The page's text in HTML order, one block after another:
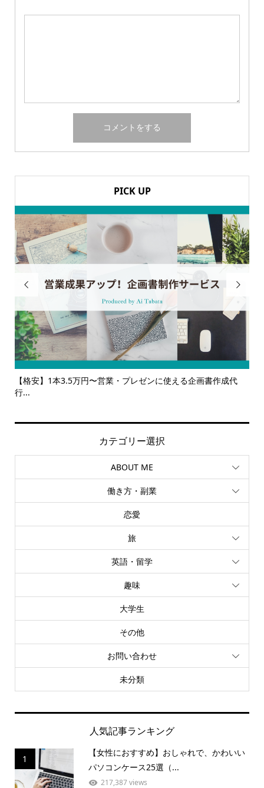
PICK UP

える企画書作成代
【サービス一覧】広報・企画・デザインの単

カテゴリー選択
ABOUT ME
働き方・副業
恋愛
旅
英語・留学
趣味
大学生
その他
お問い合わせ
未分類
人気記事ランキング
1
【女性におすすめ】おしゃれで、かわいい
パソコンケース25選（...
217,387 views